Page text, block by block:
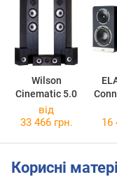
Wilson
Cinematic 5.0
від
33 466 грн.
16
Корисні